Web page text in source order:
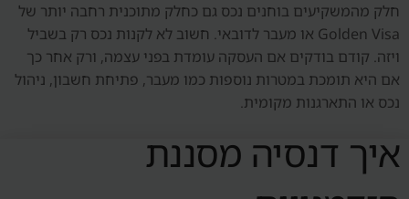
חלק מהמשקיעים בוחנים נכס גם כחלק מתוכנית רחבה יותר של
Golden Visa או מעבר לדובאי. חשוב לא לקנות נכס רק בשביל
ויזה. קודם בודקים אם העסקה עומדת בפני עצמה, ורק אחר כך
אם היא תומכת במטרות נוספות כמו מעבר, פתיחת חשבון, ניהול
נכס או התארגנות מקומית.
איך דנסיה מסננת